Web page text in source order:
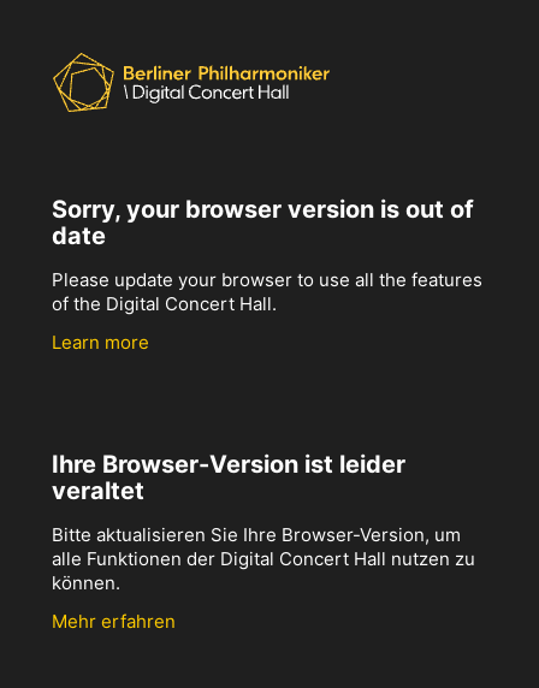
Sorry, your browser version is out of
date
Please update your browser to use all the features
of the Digital Concert Hall.
Learn more
Ihre Browser-Version ist leider
veraltet
Bitte aktualisieren Sie Ihre Browser-Version, um
alle Funktionen der Digital Concert Hall nutzen zu
können.
Mehr erfahren